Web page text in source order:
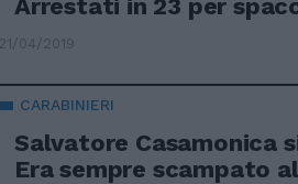
Arrestati in 23 per
21/04/2019
CARABINIERI
Salvatore Casamonica
Era sempre scampato